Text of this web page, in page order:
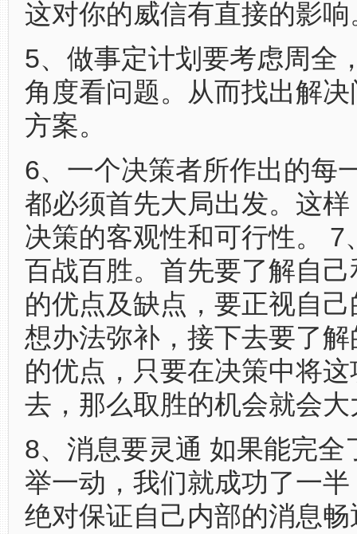
这对你的威信有直接的影响
5、做事定计划要考虑周全
角度看问题。从而找出解
方案。
6、一个决策者所作出的每
都必须首先大局出发。这
决策的客观性和可行性。 7
百战百胜。首先要了解自
的优点及缺点，要正视自
想办法弥补，接下去要了
的优点，只要在决策中将
去，那么取胜的机会就会
8、消息要灵通 如果能完全
举一动，我们就成功了一
绝对保证自己内部的消息